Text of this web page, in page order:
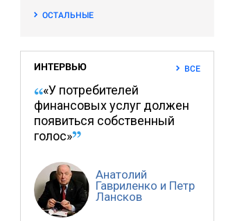
ОСТАЛЬНЫЕ
ИНТЕРВЬЮ ВСЕ
«У потребителей
финансовых услуг должен
появиться собственный
голос»
Анатолий
Гавриленко и Петр
Лансков